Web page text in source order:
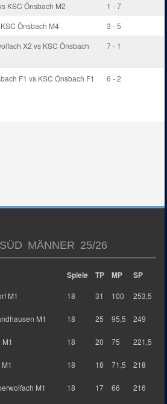
KSC Önsbach M2
1 - 7
Önsbach M4
3 - 5
X2 vs KSC Önsbach
7 - 1
F1 vs KSC Önsbach F1 6 - 2
MÄNNER 25/26
Spiele TP MP SP
M1 18 31 100 253,5
M1 18 25 95,5 249
18 20 75 221,5
18 18 71,5 218
M1 18 17 66 216